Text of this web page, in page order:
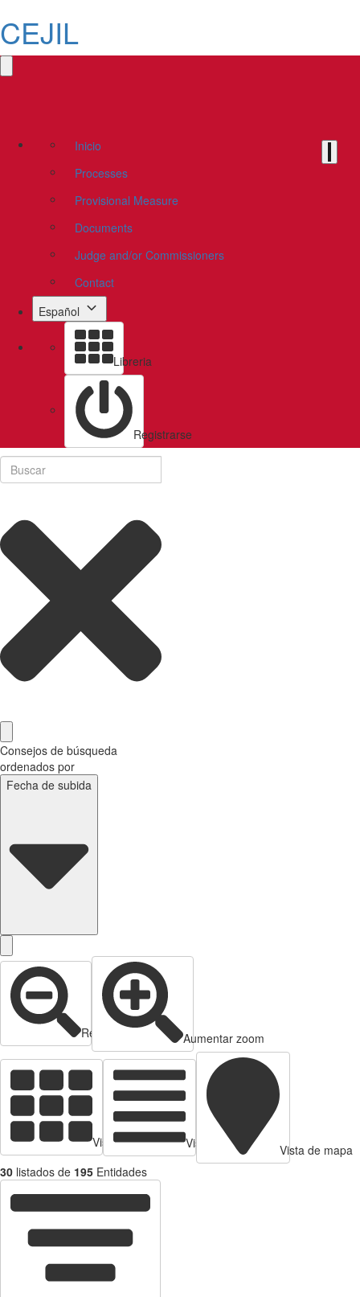
CEJIL
Inicio
Processes
Provisional Measure
Documents
Judge and/or Commissioners
Contact
Español
Libreria
Registrarse
Consejos de búsqueda
ordenados por
Fecha de subida
Reducir zoom Aumentar zoom
Vista de tarjetas Vista de Tabla
Vista de mapa
30 listados de 195 Entidades